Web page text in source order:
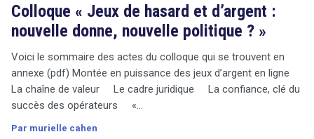
Colloque « Jeux de hasard et d’argent :
nouvelle donne, nouvelle politique ? »
Voici le sommaire des actes du colloque qui se trouvent en
annexe (pdf) Montée en puissance des jeux d’argent en ligne
La chaîne de valeur Le cadre juridique La confiance, clé du
succès des opérateurs «…
Par murielle cahen